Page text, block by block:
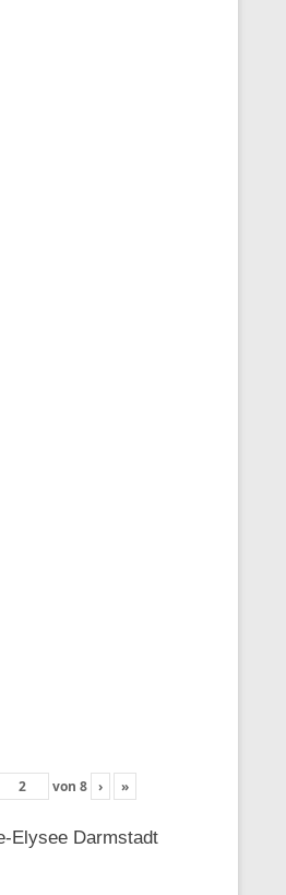
von 8 › »
Elysee Darmstadt